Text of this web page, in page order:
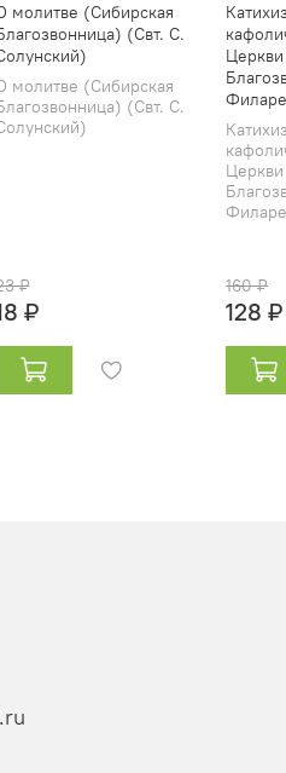
молитве (Сибирская
(Свт. С.
молитве (Сибирская
(Свт. С.
₽
₽
160 ₽
128 ₽